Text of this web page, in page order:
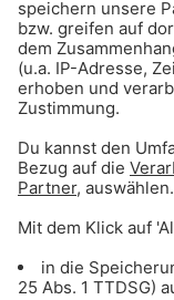
Gong 96.3 Top